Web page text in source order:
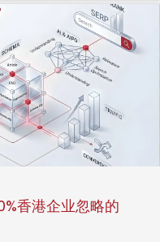
香港企业忽略的